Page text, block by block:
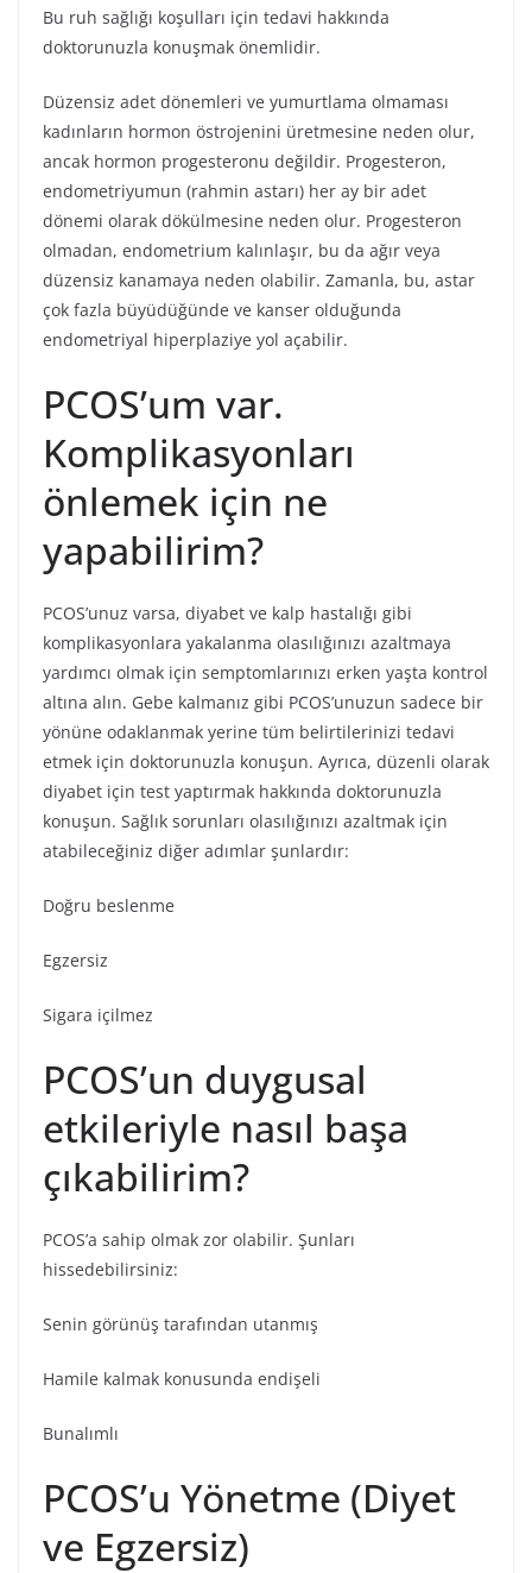
Bu ruh sağlığı koşulları için tedavi hakkında
doktorunuzla konuşmak önemlidir.
Düzensiz adet dönemleri ve yumurtlama olmaması
kadınların hormon östrojenini üretmesine neden olur,
ancak hormon progesteronu değildir. Progesteron,
endometriyumun (rahmin astarı) her ay bir adet
dönemi olarak dökülmesine neden olur. Progesteron
olmadan, endometrium kalınlaşır, bu da ağır veya
düzensiz kanamaya neden olabilir. Zamanla, bu, astar
çok fazla büyüdüğünde ve kanser olduğunda
endometriyal hiperplaziye yol açabilir.
PCOS’um var.
Komplikasyonları
önlemek için ne
yapabilirim?
PCOS’unuz varsa, diyabet ve kalp hastalığı gibi
komplikasyonlara yakalanma olasılığınızı azaltmaya
yardımcı olmak için semptomlarınızı erken yaşta kontrol
altına alın. Gebe kalmanız gibi PCOS’unuzun sadece bir
yönüne odaklanmak yerine tüm belirtilerinizi tedavi
etmek için doktorunuzla konuşun. Ayrıca, düzenli olarak
diyabet için test yaptırmak hakkında doktorunuzla
konuşun. Sağlık sorunları olasılığınızı azaltmak için
atabileceğiniz diğer adımlar şunlardır:
Doğru beslenme
Egzersiz
Sigara içilmez
PCOS’un duygusal
etkileriyle nasıl başa
çıkabilirim?
PCOS’a sahip olmak zor olabilir. Şunları
hissedebilirsiniz:
Senin görünüş tarafından utanmış
Hamile kalmak konusunda endişeli
Bunalımlı
PCOS’u Yönetme (Diyet
ve Egzersiz)